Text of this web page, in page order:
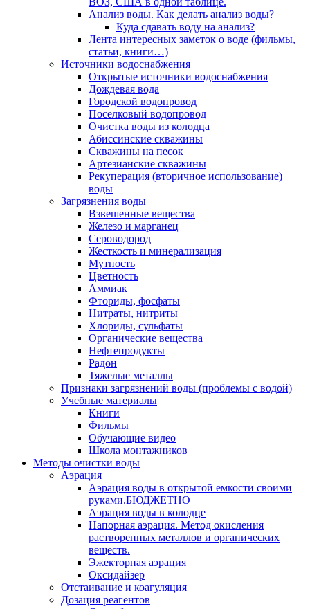
Анализ воды. Как делать анализ воды?
Куда сдавать воду на анализ?
Лента интересных заметок о воде (фильмы,
статьи, книги…)
Источники водоснабжения
Открытые источники водоснабжения
Дождевая вода
Городской водопровод
Поселковый водопровод
Очистка воды из колодца
Абиссинские скважины
Скважины на песок
Артезианские скважины
Рекуперация (вторичное использование)
воды
Загрязнения воды
Взвешенные вещества
Железо и марганец
Сероводород
Жесткость и минерализация
Мутность
Цветность
Аммиак
Фториды, фосфаты
Нитраты, нитриты
Хлориды, сульфаты
Органические вещества
Нефтепродукты
Радон
Тяжелые металлы
Признаки загрязнений воды (проблемы с водой)
Учебные материалы
Книги
Фильмы
Обучающие видео
Школа монтажников
Методы очистки воды
Аэрация
Аэрация воды в открытой емкости своими
руками.БЮДЖЕТНО
Аэрация воды в колодце
Напорная аэрация. Метод окисления
растворенных металлов и органических
веществ.
Эжекторная аэрация
Оксидайзер
Отстаивание и коагуляция
Дозация реагентов